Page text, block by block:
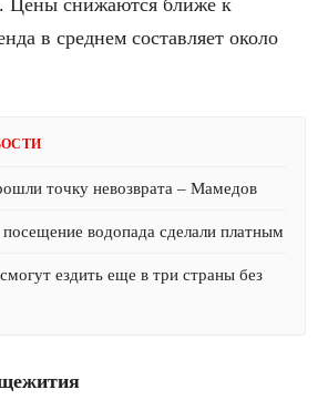
Цены снижаются ближе к
в среднем составляет около
точку невозврата – Мамедов
водопада сделали платным
ездить еще в три страны без